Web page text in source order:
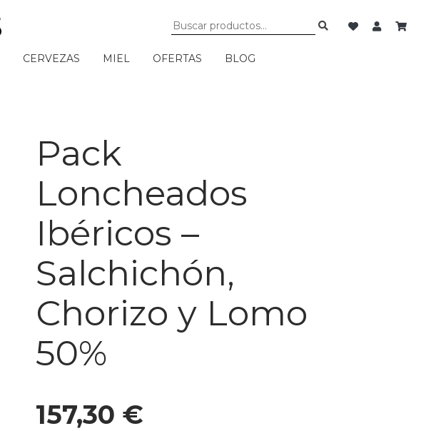
CERVEZAS MIEL OFERTAS BLOG
Pack
Loncheados
Ibéricos –
Salchichón,
Chorizo y Lomo
50%
157,30 €